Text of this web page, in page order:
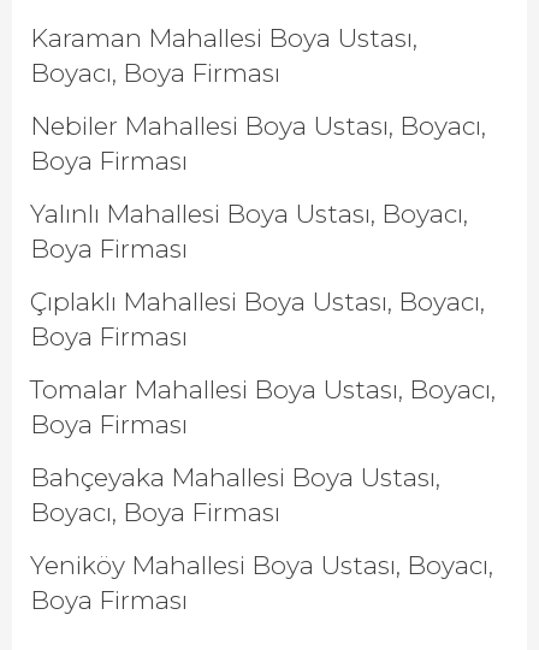
Karaman Mahallesi Boya Ustası,
Boyacı, Boya Firması
Nebiler Mahallesi Boya Ustası, Boyacı,
Boya Firması
Yalınlı Mahallesi Boya Ustası, Boyacı,
Boya Firması
Çıplaklı Mahallesi Boya Ustası, Boyacı,
Boya Firması
Tomalar Mahallesi Boya Ustası, Boyacı,
Boya Firması
Bahçeyaka Mahallesi Boya Ustası,
Boyacı, Boya Firması
Yeniköy Mahallesi Boya Ustası, Boyacı,
Boya Firması